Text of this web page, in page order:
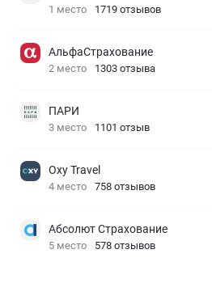
1 место 1719 отзывов
АльфаСтрахование
2 место 1303 отзыва
ПАРИ
3 место 1101 отзыв
Oxy Travel
4 место 758 отзывов
Абсолют Страхование
5 место 578 отзывов